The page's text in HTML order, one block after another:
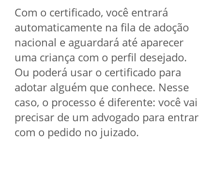
Com o certificado, você entrará
automaticamente na fila de adoção
nacional e aguardará até aparecer
uma criança com o perfil desejado.
Ou poderá usar o certificado para
adotar alguém que conhece. Nesse
caso, o processo é diferente: você vai
precisar de um advogado para entrar
com o pedido no juizado.